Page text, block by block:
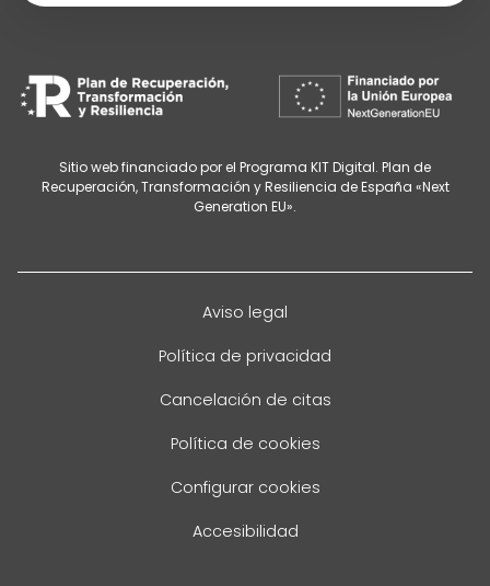
Sitio web financiado por el Programa KIT Digital. Plan de
Recuperación, Transformación y Resiliencia de España «Next
Generation EU».
Aviso legal
Política de privacidad
Cancelación de citas
Política de cookies
Configurar cookies
Accesibilidad